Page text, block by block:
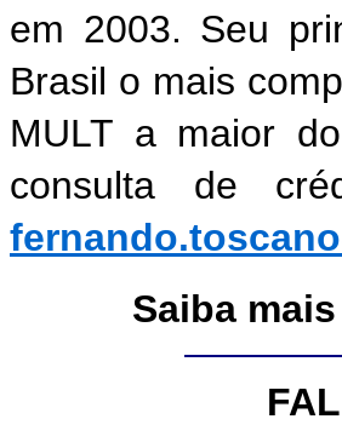
em 2003. Seu
Brasil o mais
MULT a maior
consulta de
Saiba